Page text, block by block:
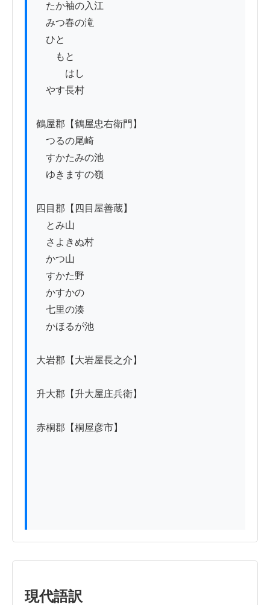
たか袖の入江
みつ春の滝
ひと
もと
はし
やす長村
鶴屋郡【鶴屋忠右衛門】
つるの尾崎
すかたみの池
ゆきますの嶺
四目郡【四目屋善蔵】
とみ山
さよきぬ村
かつ山
すかた野
かすかの
七里の湊
かほるが池
大岩郡【大岩屋長之介】
升大郡【升大屋庄兵衛】
赤桐郡【桐屋彦市】
現代語訳